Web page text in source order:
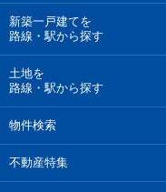
新築一戸建てを
土地を